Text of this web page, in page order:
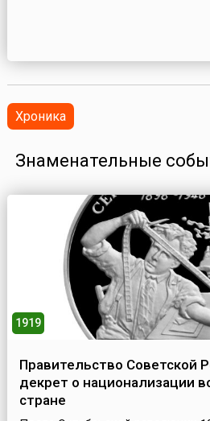
Хроника
Знаменательные
1919
Правительство Советской
декрет о национализации
стране